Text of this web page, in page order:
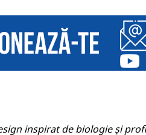
inspirat de biologie și